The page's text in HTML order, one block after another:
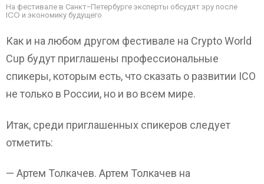
На фестивале в Санкт-Петербурге эксперты обсудят эру после
ICO и экономику будущего
Как и на любом другом фестивале на Crypto World
Cup будут приглашены профессиональные
спикеры, которым есть, что сказать о развитии ICO
не только в России, но и во всем мире.
Итак, среди приглашенных спикеров следует
отметить:
— Артем Толкачев. Артем Толкачев на